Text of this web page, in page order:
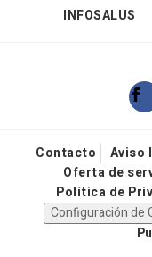
INFOSALUS
Contacto Aviso
Oferta de
Política de
Configuración de